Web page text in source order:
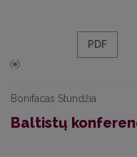
PDF
Bonifacas Stundžia
Baltistų